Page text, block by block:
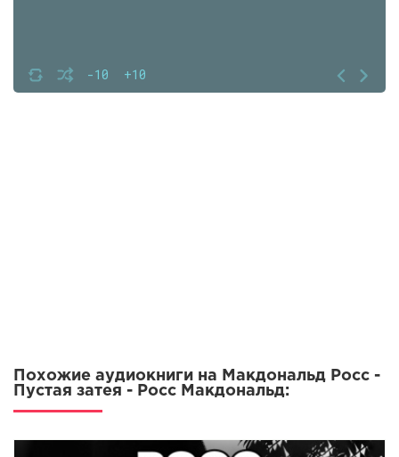
-10 +10
Похожие аудиокниги на Макдональд Росс -
Пустая затея - Росс Макдональд: